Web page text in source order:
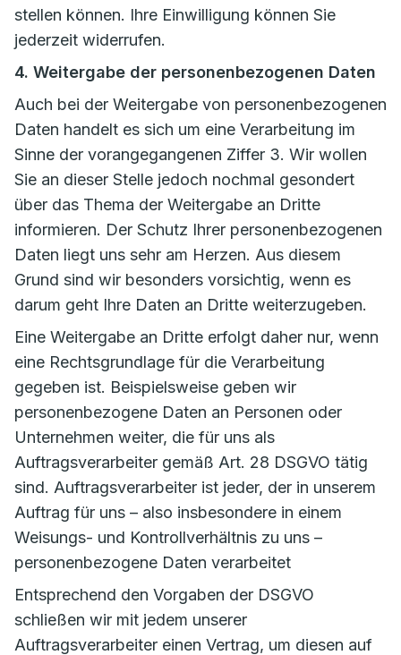
stellen können. Ihre Einwilligung können Sie
jederzeit widerrufen.
4. Weitergabe der personenbezogenen Daten
Auch bei der Weitergabe von personenbezogenen
Daten handelt es sich um eine Verarbeitung im
Sinne der vorangegangenen Ziffer 3. Wir wollen
Sie an dieser Stelle jedoch nochmal gesondert
über das Thema der Weitergabe an Dritte
informieren. Der Schutz Ihrer personenbezogenen
Daten liegt uns sehr am Herzen. Aus diesem
Grund sind wir besonders vorsichtig, wenn es
darum geht Ihre Daten an Dritte weiterzugeben.
Eine Weitergabe an Dritte erfolgt daher nur, wenn
eine Rechtsgrundlage für die Verarbeitung
gegeben ist. Beispielsweise geben wir
personenbezogene Daten an Personen oder
Unternehmen weiter, die für uns als
Auftragsverarbeiter gemäß Art. 28 DSGVO tätig
sind. Auftragsverarbeiter ist jeder, der in unserem
Auftrag für uns – also insbesondere in einem
Weisungs- und Kontrollverhältnis zu uns –
personenbezogene Daten verarbeitet
Entsprechend den Vorgaben der DSGVO
schließen wir mit jedem unserer
Auftragsverarbeiter einen Vertrag, um diesen auf